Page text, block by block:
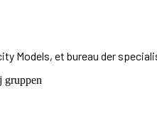
Models, et bureau der